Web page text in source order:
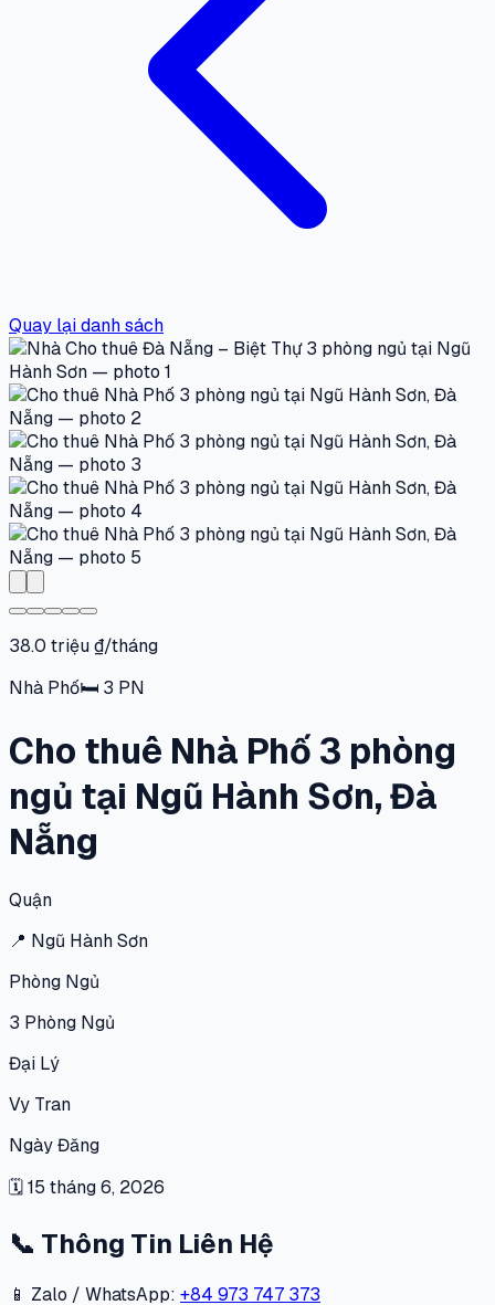
Quay lại danh sách
38.0 triệu ₫/tháng
Nhà Phố🛏 3 PN
Cho thuê Nhà Phố 3 phòng
ngủ tại Ngũ Hành Sơn, Đà
Nẵng
Quận
📍 Ngũ Hành Sơn
Phòng Ngủ
3 Phòng Ngủ
Đại Lý
Vy Tran
Ngày Đăng
🗓15 tháng 6, 2026
📞 Thông Tin Liên Hệ
📱 Zalo / WhatsApp: +84 973 747 373